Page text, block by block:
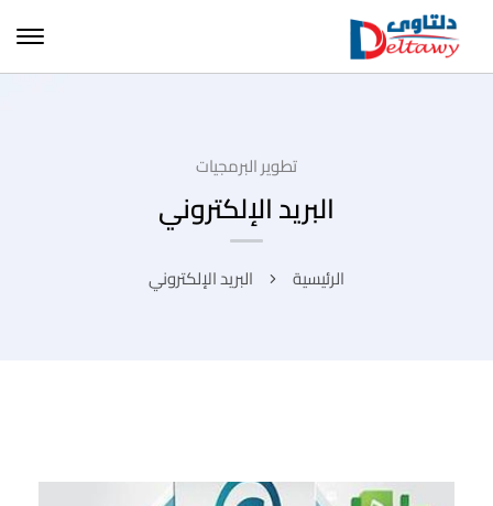
تطوير البرمجيات
البريد الإلكتروني
الرئيسية البريد الإلكتروني